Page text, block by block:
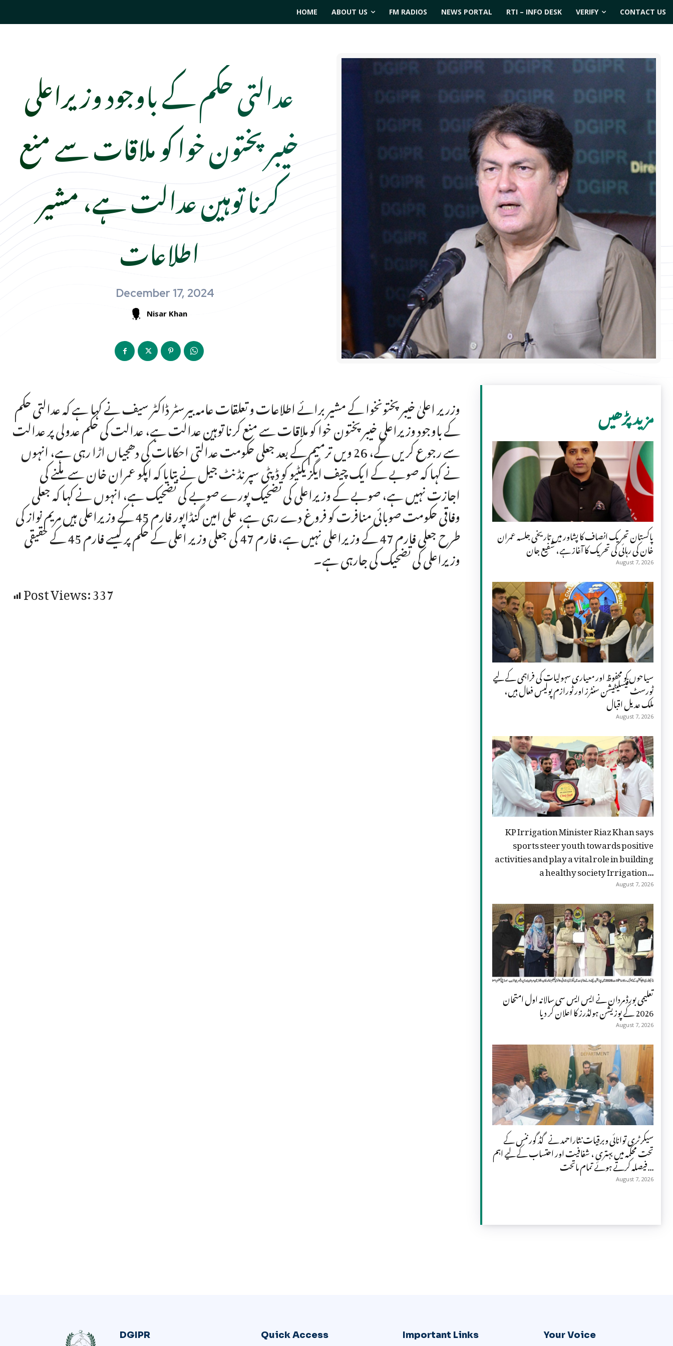
HOME ABOUT US FM RADIOS NEWS PORTAL RTI – INFO DESK VERIFY CONTACT US
عدالتی حکم کے باوجود وزیراعلی
خیبر پختون خوا کو ملاقات سے منع
کرنا توہین عدالت ہے، مشیر
اطلاعات
December 17, 2024
Nisar Khan
وزریر اعلیٰ خیبر پختونخوا کے مشیر برائے اطلاعات و تعلقات عامہ بیرسٹر ڈاکٹر سیف نے کہا ہے کہ عدالتی حکم
کے باوجود وزیراعلی خیبر پختون خوا کو ملاقات سے منع کرنا توہین عدالت ہے، عدالت کی حکم عدولی پر عدالت
سے رجوع کریں گے، 26 ویں ترمیم کے بعد جعلی حکومت عدالتی احکامات کی دھجیاں اڑا رہی ہے، انہوں
نے کہا کہ صوبے کے ایک چیف ایگزیکٹیو کو ڈپٹی سپرنڈنٹ جیل نے بتایا کہ اپکو عمران خان سے ملنے کی
اجازت نہیں ہے، صوبے کے وزیراعلی کی تضحیک پورے صوبے کی تضحیک ہے، انہوں نے کہا کہ جعلی
وفاقی حکومت صوبائی منافرت کو فروغ دے رہی ہے، علی امین گنڈاپور فارم 45 کے وزیراعلی ہیں مریم نواز کی
طرح جعلی فارم 47 کے وزیراعلی نہیں ہے، فارم 47 کی جعلی وزیر اعلی کے حکم پر کیسے فارم 45 کے حقیقی
وزیراعلی کی تضحیک کی جارہی ہے۔
Post Views:337
مزید پڑھیں
پاکستان تحریک انصاف کا پشاور میں تاریخی جلسہ عمران
خان کی رہائی کی تحریک کا آغاز ہے، شفیع جان
August 7, 2026
سیاحوں کو محفوظ اور معیاری سہولیات کی فراہمی کے لیے
ٹورسٹ فیسلیٹیشن سنٹرز اور ٹورازم پولیس فعال ہیں،
ملک عدیل اقبال
August 7, 2026
KP Irrigation Minister Riaz Khan says
sports steer youth towards positive
activities and play a vital role in building
a healthy society Irrigation...
August 7, 2026
تعلیمی بورڈ مردان نے ایس ایس سی سالانہ اول امتحان
2026 کے پوزیشن ہولڈرز کا اعلان کر دیا
August 7, 2026
سیکرٹری توانائی وبرقیات نثاراحمد نے گڈ گورننس کے
تحت محکمہ میں بہتری ، شفافیت اور احتساب کے لیے اہم
فیصلہ کرتے ہوئے تمام ماتحت...
August 7, 2026
DGIPR Quick Access Important Links Your Voice